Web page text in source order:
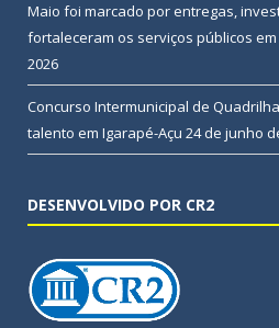
Maio foi marcado por entregas,
fortaleceram os serviços públicos em
2026
Concurso Intermunicipal de
talento em Igarapé-Açu 24 de junho
DESENVOLVIDO POR CR2